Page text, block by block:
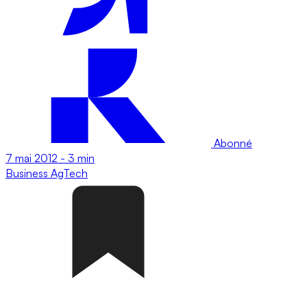
Abonné
7 mai 2012 - 3 min
Business AgTech